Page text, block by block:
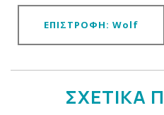
ΕΠΙΣΤΡΟΦΗ: Wolf
ΣΧΕΤΙΚΑ